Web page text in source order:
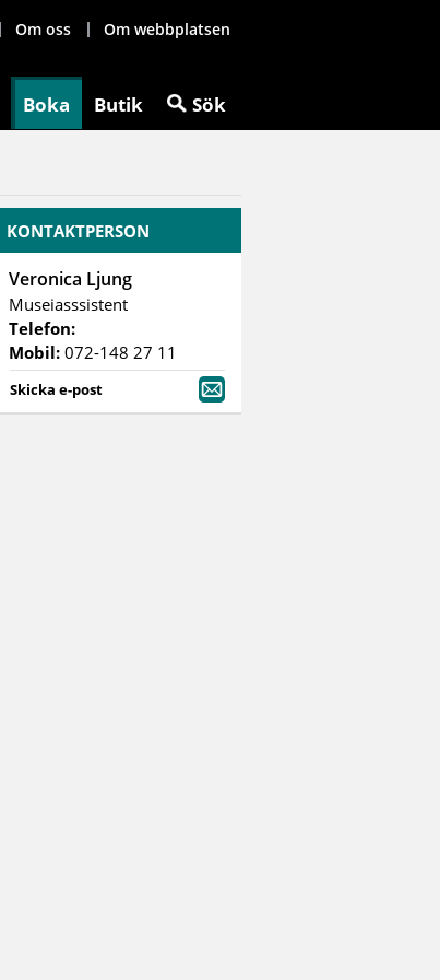
Om oss Om webbplatsen
Boka Butik Sök
KONTAKTPERSON
Veronica Ljung
Museiasssistent
Telefon:
Mobil: 072-148 27 11
Skicka e-post